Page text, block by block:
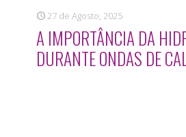
27 de Agosto, 2025
A IMPORTÂNCIA DA
DURANTE ONDAS DE